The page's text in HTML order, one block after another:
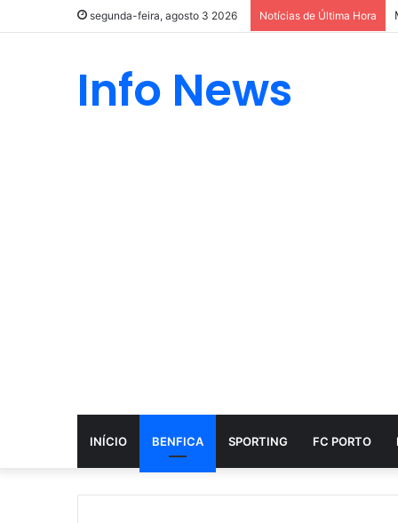
segunda-feira, agosto 3 2026 Notícias de Última Hora
Info News
INÍCIO BENFICA SPORTING FC PORTO